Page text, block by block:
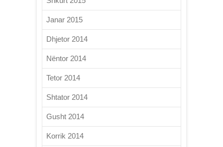
Janar 2015
Dhjetor 2014
Nëntor 2014
Tetor 2014
Shtator 2014
Gusht 2014
Korrik 2014